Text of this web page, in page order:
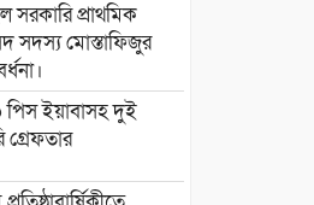
প্রাথমিক
সদস্য মোস্তাফিজুর
পিস ইয়াবাসহ দুই
গ্রেফতার